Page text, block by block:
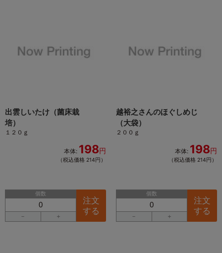
出雲しいたけ（菌床栽
培）
１２０ｇ
本体: 198円
（税込価格 214円）
個数
－ ＋
注文
する
越裕之さんのほぐしめじ
（大袋）
２００ｇ
本体: 198円
（税込価格 214円）
個数
－ ＋
注文
する